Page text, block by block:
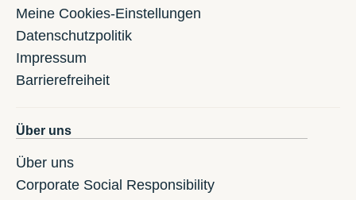
Meine Cookies-Einstellungen
Datenschutzpolitik
Impressum
Barrierefreiheit
Über uns
Über uns
Corporate Social Responsibility